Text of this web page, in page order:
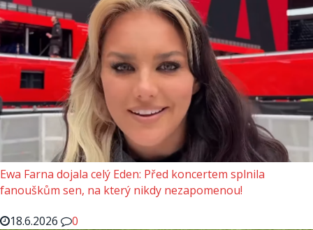
Ewa Farna dojala celý Eden: Před koncertem splnila
fanouškům sen, na který nikdy nezapomenou!
18.6.2026
0